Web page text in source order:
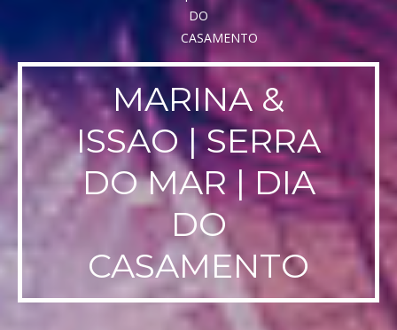
MARINA &
ISSAO | SERRA
DO MAR | DIA
DO
CASAMENTO